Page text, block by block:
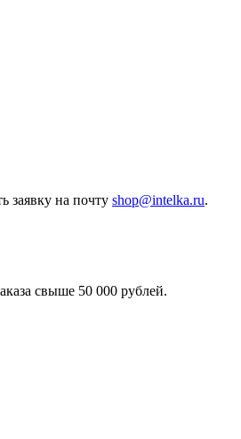
заявку на почту shop@intelka.ru.
свыше 50 000 рублей.